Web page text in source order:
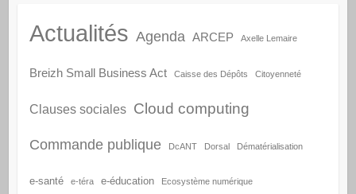
Actualités Agenda ARCEP Axelle Lemaire
Breizh Small Business Act Caisse des Dépôts Citoyenneté
Clauses sociales Cloud computing
Commande publique DcANT Dorsal Dématérialisation
e-santé e-téra e-éducation Ecosystème numérique